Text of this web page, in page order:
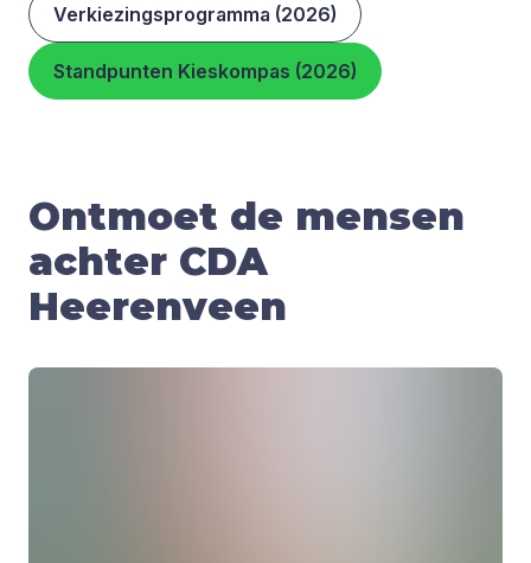
Verkiezingsprogramma (2026)
Standpunten Kieskompas (2026)
Ontmoet de mensen
achter CDA
Heerenveen